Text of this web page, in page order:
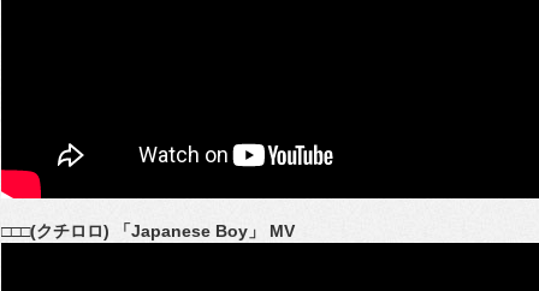
□□□(クチロロ) 「Japanese Boy」 MV